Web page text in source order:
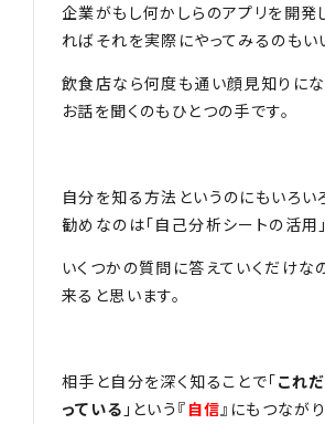
企業がもし何かしらのアプリを開発
ればそれを実際にやってみるのもい
飲食店なら何度も通い顔見知りにな
お話を聞くのもひとつの手です。
自分を知る方法というのにもいろい
勧めなのは「自己分析シートの活用」
いくつかの質問に答えていくだけな
来ると思います。
相手と自分を深く知ることで「これ
っている 」という『 自信』にもつなが